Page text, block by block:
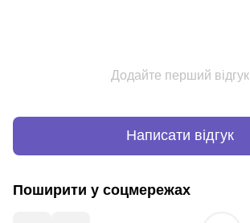
Додайте перший відгук
Написати відгук
Поширити у соцмережах